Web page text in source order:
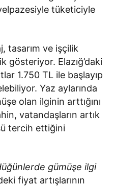
tüketiciyle
tasarım ve işçilik
gösteriyor. Elazığ’daki
1.750 TL ile başlayıp
Yaz aylarında
olan ilginin arttığını
vatandaşların artık
tercih ettiğini
gümüşe ilgi
fiyat artışlarının